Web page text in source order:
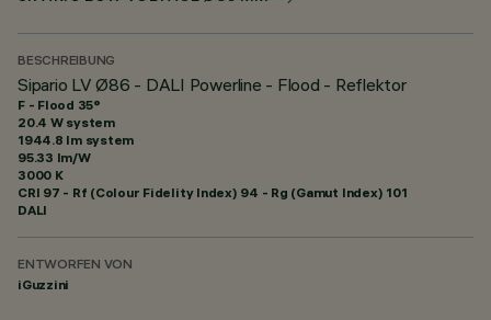
BESCHREIBUNG
Sipario LV Ø86 - DALI Powerline - Flood - Reflektor
F - Flood 35°
20.4 W system
1944.8 lm system
95.33 lm/W
3000 K
CRI 97 - Rf (Colour Fidelity Index) 94 - Rg (Gamut Index) 101
DALI
ENTWORFEN VON
iGuzzini